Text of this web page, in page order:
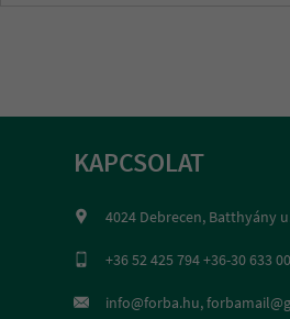
KAPCSOLAT
4024 Debrecen, Batthyány
+36 52 425 794 +36-30 633
info@forba.hu,